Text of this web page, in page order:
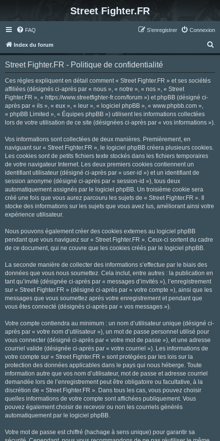
Street Fighter.FR
FAQ Connexion
S’enregistrer
Index du forum
e
Street Fighter.FR - Politique de confidentialité
Ces règles expliquent en détail comment « Street Fighter.FR » et ses sociétés
affiliées (désignés ci-après par « nous », « notre », « nos », « Street
Fighter.FR », « https://www.streetfighter-fr.com/forum ») et phpBB (désigné ci-
après par « ils », « eux », « leur », « logiciel phpBB », « www.phpbb.com »,
« phpBB Limited », « Équipes phpBB ») utilisent les informations collectées
lors de votre utilisation de ce site (désignées ci-après par « vos informations »).
Vos informations sont collectées de deux manières. Premièrement, en
naviguant sur « Street Fighter.FR », le logiciel phpBB créera plusieurs cookies.
Les cookies sont de petits fichiers texte stockés dans les fichiers temporaires
de votre navigateur Internet. Les deux premiers cookies contiennent un
identifiant utilisateur (désigné ci-après par « user-id ») et un identifiant de
session anonyme (désigné ci-après par « session-id »), tous deux
automatiquement assignés par le logiciel phpBB. Un troisième cookie sera
créé une fois que vous aurez parcouru les sujets de « Street Fighter.FR ». Il
stocke des informations sur les sujets que vous avez lus, améliorant ainsi votre
expérience utilisateur.
Nous pouvons également créer des cookies externes au logiciel phpBB
pendant que vous naviguez sur « Street Fighter.FR ». Ceux-ci sortent du cadre
de ce document, qui ne couvre que les cookies créés par le logiciel phpBB.
La seconde manière de collecter des informations s’effectue par le biais des
données que vous nous soumettez. Cela inclut, entre autres : la publication en
tant qu’invité (désignée ci-après par « messages d’invités »), l’enregistrement
sur « Street Fighter.FR » (désigné ci-après par « votre compte »), ainsi que les
messages que vous soumettez après votre enregistrement et pendant que
vous êtes connecté (désignés ci-après par « vos messages »).
Votre compte contiendra au minimum : un nom d’utilisateur unique (désigné ci-
après par « votre nom d’utilisateur »), un mot de passe personnel utilisé pour
vous connecter (désigné ci-après par « votre mot de passe »), et une adresse
courriel valide (désignée ci-après par « votre courriel »). Les informations de
votre compte sur « Street Fighter.FR » sont protégées par les lois sur la
protection des données applicables dans le pays qui nous héberge. Toute
information autre que vos nom d’utilisateur, mot de passe et adresse courriel
demandée lors de l’enregistrement peut être obligatoire ou facultative, à la
discrétion de « Street Fighter.FR ». Dans tous les cas, vous pouvez choisir
quelles informations de votre compte sont affichées publiquement. Vous
pouvez également choisir de recevoir ou non les courriels générés
automatiquement par le logiciel phpBB.
Votre mot de passe est chiffré (hachage à sens unique) pour garantir sa